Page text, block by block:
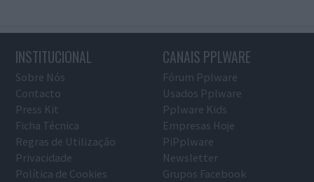
INSTITUCIONAL
Sobre Nós
Contacto
Press Kit
Ficha Técnica
Regras de Utilização
Privacidade
Política de Cookies
CANAIS PPLWARE
Fórum Pplware
Usados Pplware
Pplware Kids
Empresas Hoje
PiPplware
Newsletter
Grupos Facebook